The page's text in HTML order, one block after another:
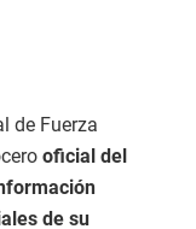
de Fuerza
oficial del
de su